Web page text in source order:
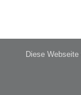
Diese